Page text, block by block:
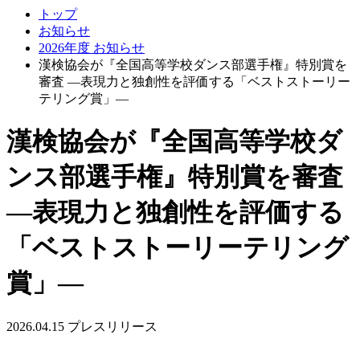
トップ
お知らせ
2026年度 お知らせ
漢検協会が『全国高等学校ダンス部選手権』特別賞を
審査 ―表現力と独創性を評価する「ベストストーリー
テリング賞」―
漢検協会が『全国高等学校ダ
ンス部選手権』特別賞を審査
―表現力と独創性を評価する
「ベストストーリーテリング
賞」―
2026.04.15 プレスリリース